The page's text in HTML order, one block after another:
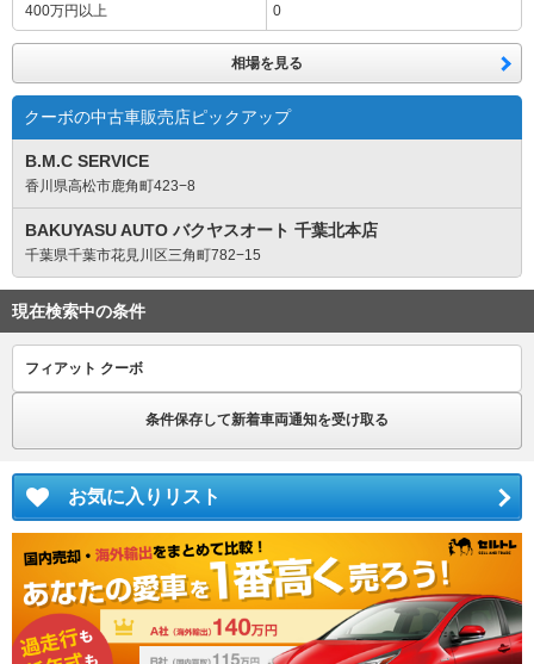
400万円以上 0
相場を見る
クーボの中古車販売店ピックアップ
B.M.C SERVICE
香川県高松市鹿角町423−8
BAKUYASU AUTO バクヤスオート 千葉北本店
千葉県千葉市花見川区三角町782−15
現在検索中の条件
フィアット クーボ
条件保存して新着車両通知を受け取る
お気に入りリスト